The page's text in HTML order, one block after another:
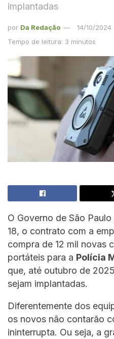
implantadas
por Da Redação
14/10/2024
Tempo de leitura: 3 minutos
O Governo de São
18, o contrato com a
compra de 12 mil novas
portáteis para a Polícia
que, até outubro de
sejam implantadas.
Diferentemente dos
os novos não contarão
ininterrupta. Ou seja, a